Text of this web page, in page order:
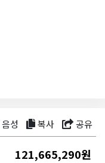
음성 복사 공유
121,665,290원